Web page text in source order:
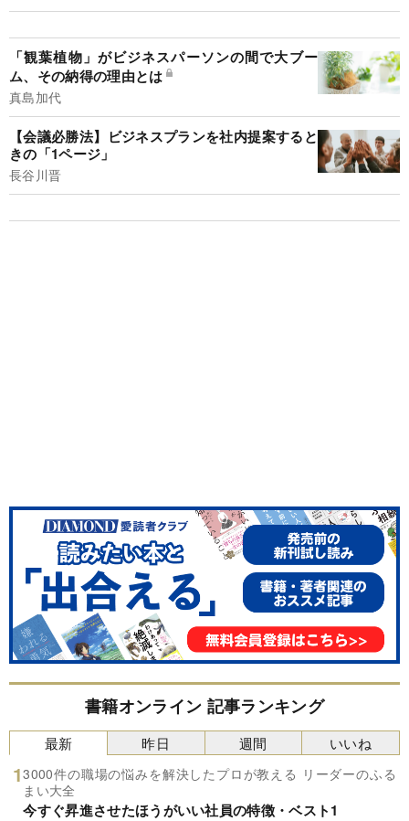
「観葉植物」がビジネスパーソンの間で大ブー
ム、その納得の理由とは
真島加代
【会議必勝法】ビジネスプランを社内提案すると
きの「1ページ」
長谷川晋
書籍オンライン 記事ランキング
最新
3000件の職場の悩みを解決したプロが教える リーダーのふる
まい大全
今すぐ昇進させたほうがいい社員の特徴・ベスト1
昨日 週間 いいね